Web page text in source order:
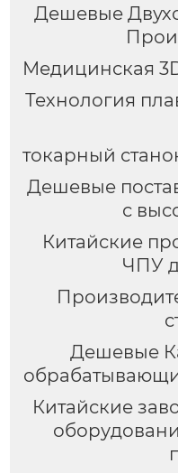
Дешевые
Медицинская
Технология
токарный
Дешевые
с
Китайские
ЧПУ
Дешевые
Китайские